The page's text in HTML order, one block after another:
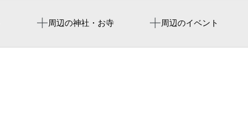
周辺の神社・お寺 周辺のイベント
大阪難波駅
京セラドーム大阪
難波御堂筋センタービル
画業70周年 ちばてつ